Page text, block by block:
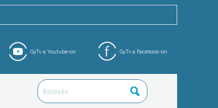
GyTv a Facebook-on
GyTv a Youtube-on